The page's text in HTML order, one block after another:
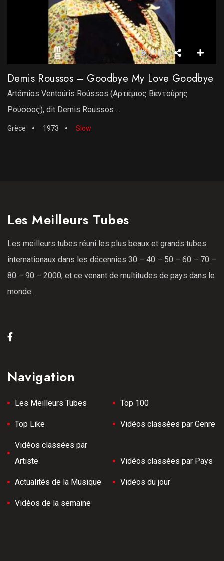
1105
Demis Roussos – Goodbye My Love Goodbye
Artémios Ventoúris Roússos (Αρτέμιος Βεντούρης
Ρούσσος), dit Demis Roussos ...
Grèce 1973 Slow
Les Meilleurs Tubes
Les meilleurs tubes réuni les plus beaux et grands tubes
internationaux dans les décennies 30 – 40 – 50 – 60 – 70 –
80 – 90 – 2000, et ce venant de multitudes de pays dans le
monde.
Navigation
Les Meilleurs Tubes Top 100
Top Like Vidéos classées par Genre
Vidéos classées par
Artiste
Vidéos classées par Pays
Actualités de la Musique Vidéos du jour
Vidéos de la semaine